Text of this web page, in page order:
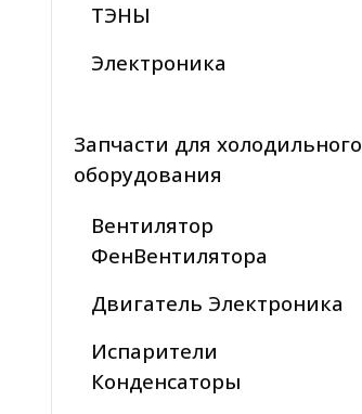
ТЭНЫ
Электроника
Запчасти для холодильного
оборудования
Вентилятор
ФенВентилятора
Двигатель Электроника
Испарители
Конденсаторы